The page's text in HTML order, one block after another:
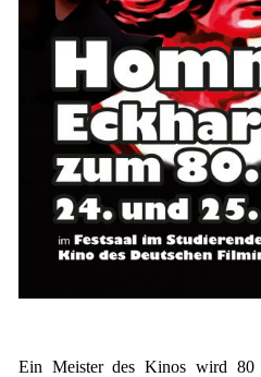
Ein Meister des Kinos wird 80